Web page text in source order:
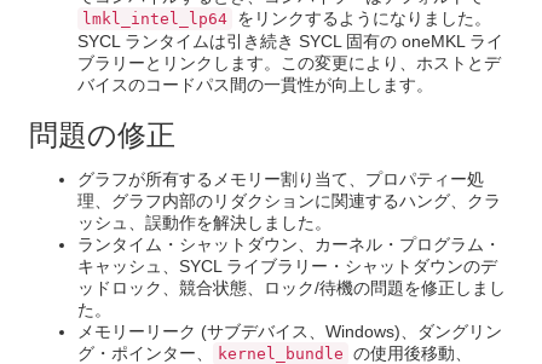
lmkl_intel_lp64 をリンクするようになりました。
SYCL ランタイムは引き続き SYCL 固有の oneMKL ライ
ブラリーとリンクします。この変更により、ホストとデ
バイスのコードパス間の一貫性が向上します。
問題の修正
グラフが所有するメモリー割り当て、プロパティー処
理、グラフ内部のリダクションに関連するハング、クラ
ッシュ、誤動作を解決しました。
ランタイム・シャットダウン、カーネル・プログラム・
キャッシュ、SYCL ライブラリー・シャットダウンのデ
ッドロック、競合状態、ロック/待機の問題を修正しまし
た。
メモリーリーク (サブデバイス、Windows)、ダングリン
グ・ポインター、
kernel_bundle の使用後移動、